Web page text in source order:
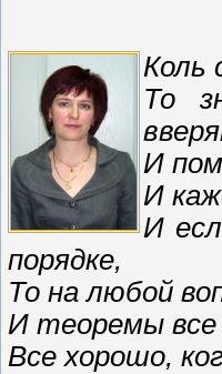
Коль
То
И
И
И
порядке,
То на любой
И теоремы все
Все хорошо,